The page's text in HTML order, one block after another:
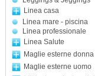
Linea casa
Linea mare - piscina
Linea professionale
Linea Salute
Maglie esterne donna
Maglie esterne uomo